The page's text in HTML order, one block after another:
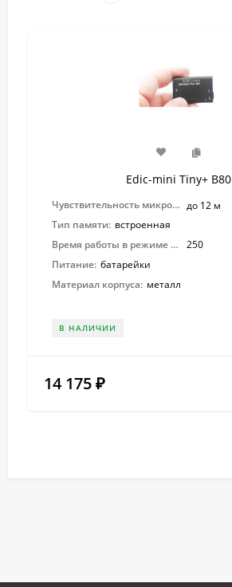
Edic-mini Tiny+ B80
Чувствительность микрофона: до 12 м
Тип памяти: встроенная
Время работы в режиме записи:
250
Питание: батарейки
Материал корпуса: металл
В НАЛИЧИИ
14 175 ₽